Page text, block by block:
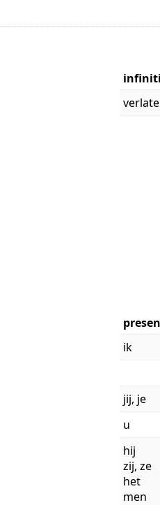
ik
jij, je
u
hij
zij, ze
het
men